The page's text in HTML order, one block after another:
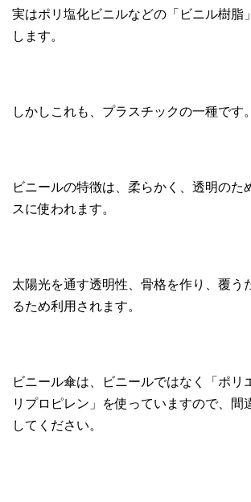
実はポリ塩化ビニルなどの「ビニル樹脂
します。
しかしこれも、プラスチックの一種です。
ビニールの特徴は、柔らかく、透明のた
スに使われます。
太陽光を通す透明性、骨格を作り、覆う
るため利用されます。
ビニール傘は、ビニールではなく「ポリ
リプロピレン」を使っていますので、間
してください。